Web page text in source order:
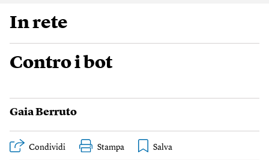
In rete
Contro i bot
Gaia Berruto
Condividi Stampa